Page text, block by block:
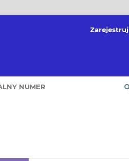
NUMER
Zarejestruj